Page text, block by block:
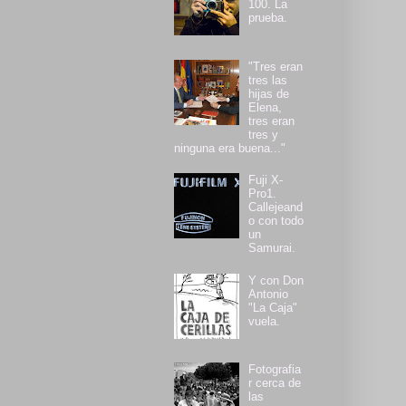
100. La
prueba.
"Tres eran
tres las
hijas de
Elena,
tres eran
tres y
ninguna era buena..."
Fuji X-
Pro1.
Callejeand
o con todo
un
Samurai.
Y con Don
Antonio
"La Caja"
vuela.
Fotografia
r cerca de
las